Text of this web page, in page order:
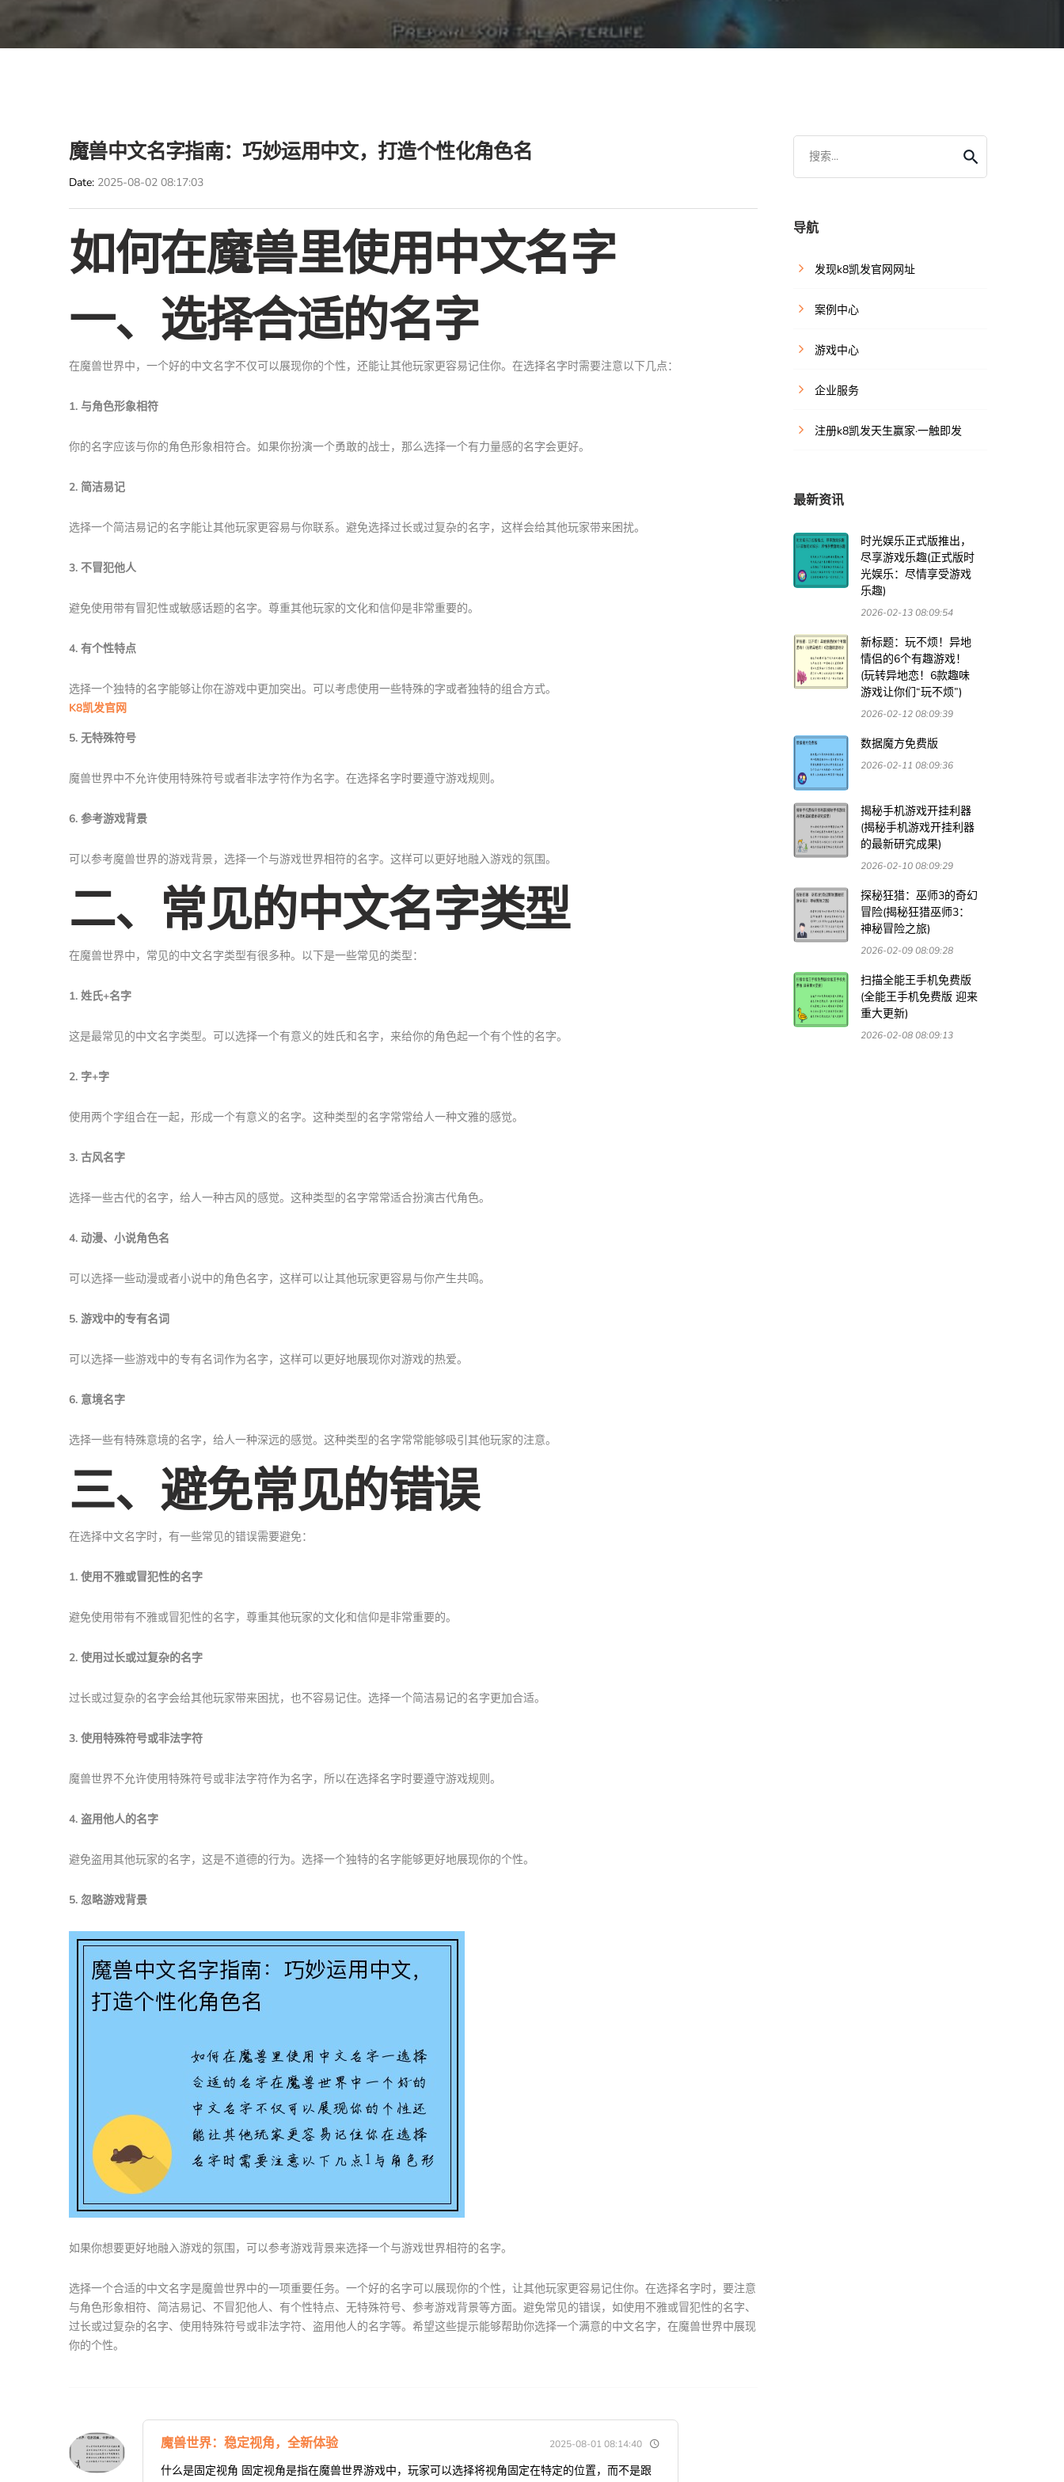
魔兽中文名字指南：巧妙运用中文，打造个性化角色名
Date 2025-08-02 08:17:03
如何在魔兽里使用中文名字
一、选择合适的名字
在魔兽世界中，一个好的中文名字不仅可以展现你的个性，还能让其他玩家更容易记住你。在选择名字时需要注意以下几点：
1. 与角色形象相符
你的名字应该与你的角色形象相符合。如果你扮演一个勇敢的战士，那么选择一个有力量感的名字会更好。
2. 简洁易记
选择一个简洁易记的名字能让其他玩家更容易与你联系。避免选择过长或过复杂的名字，这样会给其他玩家带来困扰。
3. 不冒犯他人
避免使用带有冒犯性或敏感话题的名字。尊重其他玩家的文化和信仰是非常重要的。
4. 有个性特点
选择一个独特的名字能够让你在游戏中更加突出。可以考虑使用一些特殊的字或者独特的组合方式。
K8凯发官网
5. 无特殊符号
魔兽世界中不允许使用特殊符号或者非法字符作为名字。在选择名字时要遵守游戏规则。
6. 参考游戏背景
可以参考魔兽世界的游戏背景，选择一个与游戏世界相符的名字。这样可以更好地融入游戏的氛围。
二、常见的中文名字类型
在魔兽世界中，常见的中文名字类型有很多种。以下是一些常见的类型：
1. 姓氏+名字
这是最常见的中文名字类型。可以选择一个有意义的姓氏和名字，来给你的角色起一个有个性的名字。
2. 字+字
使用两个字组合在一起，形成一个有意义的名字。这种类型的名字常常给人一种文雅的感觉。
3. 古风名字
选择一些古代的名字，给人一种古风的感觉。这种类型的名字常常适合扮演古代角色。
4. 动漫、小说角色名
可以选择一些动漫或者小说中的角色名字，这样可以让其他玩家更容易与你产生共鸣。
5. 游戏中的专有名词
可以选择一些游戏中的专有名词作为名字，这样可以更好地展现你对游戏的热爱。
6. 意境名字
选择一些有特殊意境的名字，给人一种深远的感觉。这种类型的名字常常能够吸引其他玩家的注意。
三、避免常见的错误
在选择中文名字时，有一些常见的错误需要避免：
1. 使用不雅或冒犯性的名字
避免使用带有不雅或冒犯性的名字，尊重其他玩家的文化和信仰是非常重要的。
2. 使用过长或过复杂的名字
过长或过复杂的名字会给其他玩家带来困扰，也不容易记住。选择一个简洁易记的名字更加合适。
3. 使用特殊符号或非法字符
魔兽世界不允许使用特殊符号或非法字符作为名字，所以在选择名字时要遵守游戏规则。
4. 盗用他人的名字
避免盗用其他玩家的名字，这是不道德的行为。选择一个独特的名字能够更好地展现你的个性。
5. 忽略游戏背景
如果你想要更好地融入游戏的氛围，可以参考游戏背景来选择一个与游戏世界相符的名字。
选择一个合适的中文名字是魔兽世界中的一项重要任务。一个好的名字可以展现你的个性，让其他玩家更容易记住你。在选择名字时，要注意
与角色形象相符、简洁易记、不冒犯他人、有个性特点、无特殊符号、参考游戏背景等方面。避免常见的错误，如使用不雅或冒犯性的名字、
过长或过复杂的名字、使用特殊符号或非法字符、盗用他人的名字等。希望这些提示能够帮助你选择一个满意的中文名字，在魔兽世界中展现
你的个性。
魔兽世界：稳定视角，全新体验 2025-08-01 08:14:40
什么是固定视角 固定视角是指在魔兽世界游戏中，玩家可以选择将视角固定在特定的位置，而不是跟
搜索...
导航
发现k8凯发官网网址
案例中心
游戏中心
企业服务
注册k8凯发天生赢家·一触即发
最新资讯
时光娱乐正式版推出，
尽享游戏乐趣(正式版时
光娱乐：尽情享受游戏
乐趣)
2026-02-13 08:09:54
新标题：玩不烦！异地
情侣的6个有趣游戏！
(玩转异地恋！6款趣味
游戏让你们“玩不烦”)
2026-02-12 08:09:39
数据魔方免费版
2026-02-11 08:09:36
揭秘手机游戏开挂利器
(揭秘手机游戏开挂利器
的最新研究成果)
2026-02-10 08:09:29
探秘狂猎：巫师3的奇幻
冒险(揭秘狂猎巫师3：
神秘冒险之旅)
2026-02-09 08:09:28
扫描全能王手机免费版
(全能王手机免费版 迎来
重大更新)
2026-02-08 08:09:13